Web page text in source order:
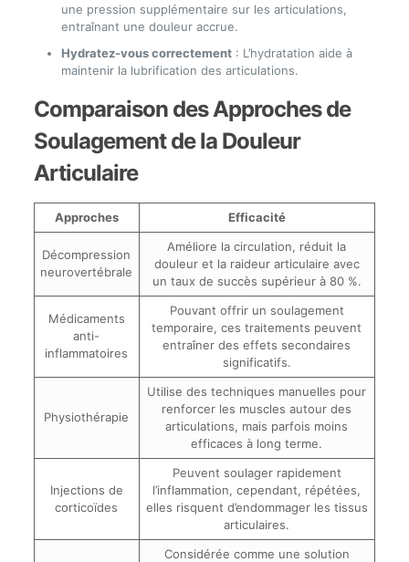
une pression supplémentaire sur les articulations,
entraînant une douleur accrue.
Hydratez-vous correctement: L’hydratation aide à
maintenir la lubrification des articulations.
Comparaison des Approches de
Soulagement de la Douleur
Articulaire
Approches Efficacité
Décompression
neurovertébrale
Améliore la circulation, réduit la
douleur et la raideur articulaire avec
un taux de succès supérieur à 80 %.
Médicaments
anti-
inflammatoires
Pouvant offrir un soulagement
temporaire, ces traitements peuvent
entraîner des effets secondaires
significatifs.
Physiothérapie
Utilise des techniques manuelles pour
renforcer les muscles autour des
articulations, mais parfois moins
efficaces à long terme.
Injections de
corticoïdes
Peuvent soulager rapidement
l’inflammation, cependant, répétées,
elles risquent d’endommager les tissus
articulaires.
Considérée comme une solution